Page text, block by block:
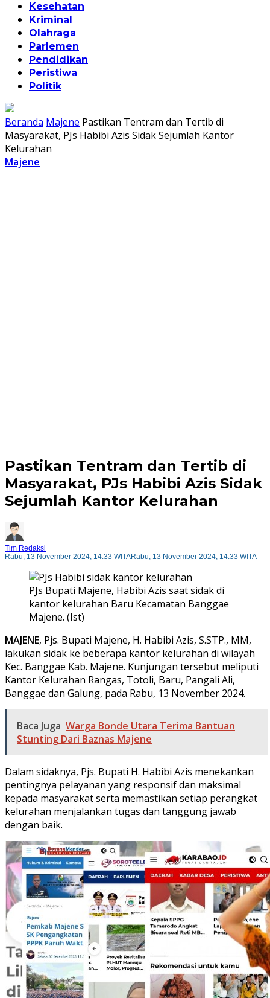
Kesehatan
Kriminal
Olahraga
Parlemen
Pendidikan
Peristiwa
Politik
Beranda Majene Pastikan Tentram dan Tertib di
Masyarakat, PJs Habibi Azis Sidak Sejumlah Kantor
Kelurahan
Majene
Pastikan Tentram dan Tertib di
Masyarakat, PJs Habibi Azis Sidak
Sejumlah Kantor Kelurahan
Tim Redaksi
Rabu, 13 November 2024, 14:33 WITARabu, 13 November 2024, 14:33 WITA
PJs Bupati Majene, Habibi Azis saat sidak di
kantor kelurahan Baru Kecamatan Banggae
Majene. (Ist)
MAJENE, Pjs. Bupati Majene, H. Habibi Azis, S.STP., MM,
lakukan sidak ke beberapa kantor kelurahan di wilayah
Kec. Banggae Kab. Majene. Kunjungan tersebut meliputi
Kantor Kelurahan Rangas, Totoli, Baru, Pangali Ali,
Banggae dan Galung, pada Rabu, 13 November 2024.
Baca Juga Warga Bonde Utara Terima Bantuan
Stunting Dari Baznas Majene
Dalam sidaknya, Pjs. Bupati H. Habibi Azis menekankan
pentingnya pelayanan yang responsif dan maksimal
kepada masyarakat serta memastikan setiap perangkat
kelurahan menjalankan tugas dan tanggung jawab
dengan baik.